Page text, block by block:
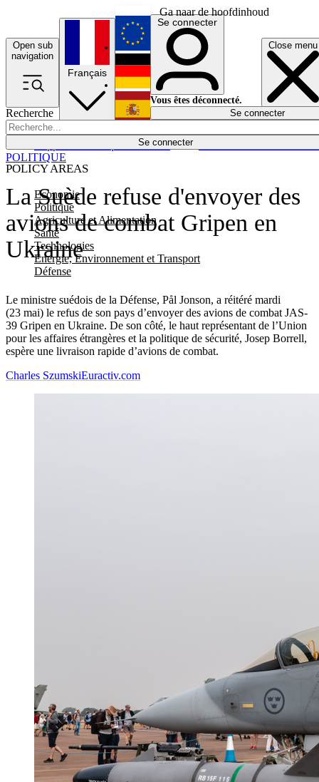
Ga naar de hoofdinhoud
Open sub
navigation
Close menu
Recherche
Se connecter
POLICY AREAS
Economie
Politique
Agriculture et Alimentation
Santé
Technologies
Energie, Environnement et Transport
Défense
Économie
Français
English
Deutsch
Español
Se connecter
Vous êtes déconnecté.
Se connecter
La Suède refuse d'envoyer des
avions de combat Gripen en
Ukraine
Le ministre suédois de la Défense, Pål Jonson, a réitéré mardi
(23 mai) le refus de son pays d’envoyer des avions de combat JAS-
39 Gripen en Ukraine. De son côté, le haut représentant de l’Union
pour les affaires étrangères et la politique de sécurité, Josep Borrell,
espère une livraison rapide d’avions de combat.
POLITIQUE
Charles SzumskiEuractiv.com